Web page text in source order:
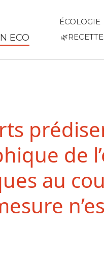
ECO
ÉCOLOGIE
de
au